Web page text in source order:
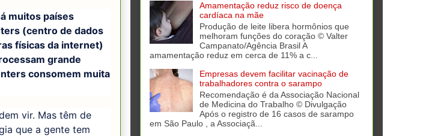
muitos países
(centro de dados
físicas da internet)
grande
consomem muita
vir. Mas têm de
que a gente tem
Amamentação reduz risco de doença
cardíaca na mãe
Produção de leite libera hormônios que
melhoram funções do coração © Valter
Campanato/Agência Brasil A
amamentação reduz em cerca de 11% a c...
Empresas devem facilitar vacinação de
trabalhadores contra o sarampo
Recomendação é da Associação Nacional
de Medicina do Trabalho © Divulgação
Após o registro de 16 casos de sarampo
em São Paulo , a Associaçã...